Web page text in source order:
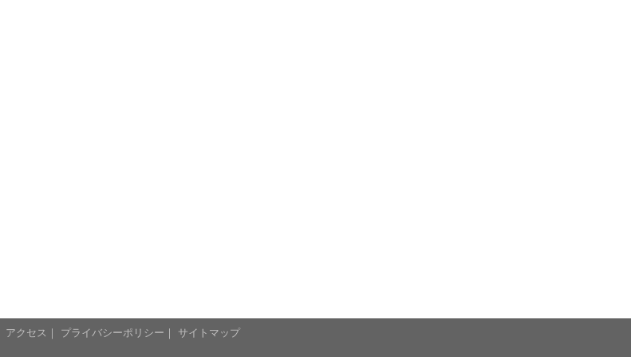
アクセス プライバシーポリシー サイトマップ